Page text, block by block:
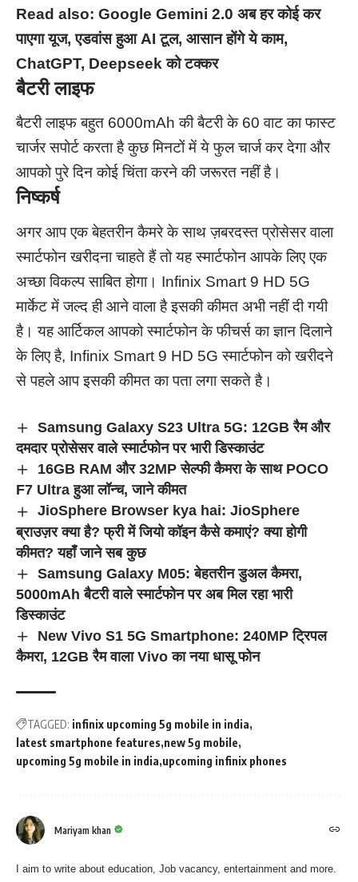
Read also: Google Gemini 2.0 अब हर कोई कर
पाएगा यूज, एडवांस हुआ AI टूल, आसान होंगे ये काम,
ChatGPT, Deepseek को टक्कर
बैटरी लाइफ
बैटरी लाइफ बहुत 6000mAh की बैटरी के 60 वाट का फास्ट
चार्जर सपोर्ट करता है कुछ मिनटों में ये फुल चार्ज कर देगा और
आपको पुरे दिन कोई चिंता करने की जरूरत नहीं है।
निष्कर्ष
अगर आप एक बेहतरीन कैमरे के साथ ज़बरदस्त प्रोसेसर वाला
स्मार्टफोन खरीदना चाहते हैं तो यह स्मार्टफोन आपके लिए एक
अच्छा विकल्प साबित होगा। Infinix Smart 9 HD 5G
मार्केट में जल्द ही आने वाला है इसकी कीमत अभी नहीं दी गयी
है। यह आर्टिकल आपको स्मार्टफोन के फीचर्स का ज्ञान दिलाने
के लिए है, Infinix Smart 9 HD 5G स्मार्टफोन को खरीदने
से पहले आप इसकी कीमत का पता लगा सकते है।
Samsung Galaxy S23 Ultra 5G: 12GB रैम और
दमदार प्रोसेसर वाले स्मार्टफोन पर भारी डिस्काउंट
16GB RAM और 32MP सेल्फी कैमरा के साथ POCO
F7 Ultra हुआ लॉन्च, जाने कीमत
JioSphere Browser kya hai: JioSphere
ब्राउज़र क्या है? फ्री में जियो कॉइन कैसे कमाएं? क्या होगी
कीमत? यहाँ जाने सब कुछ
Samsung Galaxy M05: बेहतरीन डुअल कैमरा,
5000mAh बैटरी वाले स्मार्टफोन पर अब मिल रहा भारी
डिस्काउंट
New Vivo S1 5G Smartphone: 240MP ट्रिपल
कैमरा, 12GB रैम वाला Vivo का नया धासू फोन
TAGGED: infinix upcoming 5g mobile in india
latest smartphone features new 5g mobile
upcoming 5g mobile in india upcoming infinix phones
Mariyam khan
I aim to write about education, Job vacancy, entertainment and more.